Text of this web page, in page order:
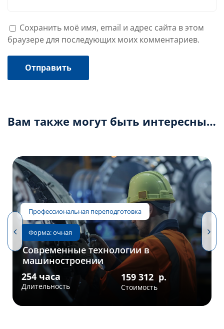
Сохранить моё имя, email и адрес сайта в этом
браузере для последующих моих комментариев.
Вам также могут быть интересны…
Современные технологии в
машиностроении